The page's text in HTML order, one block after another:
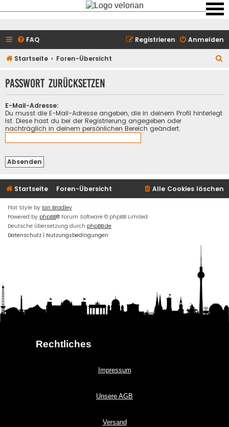
FAQ Anmelden
Registrieren
Startseite Foren-Übersicht
h
Passwort zurücksetzen
E-Mail-Adresse:
Du musst die E-Mail-Adresse angeben, die in deinem Profil hinterlegt
ist. Diese hast du bei der Registrierung angegeben oder
nachträglich in deinem persönlichen Bereich geändert.
Startseite Foren-Übersicht Alle Cookies löschen
Flat Style by Ian Bradley
Powered by phpBB® Forum Software © phpBB Limited
Deutsche Übersetzung durch phpBB.de
Datenschutz | Nutzungsbedingungen
Rechtliches
Impressum
Unsere AGB
Versand